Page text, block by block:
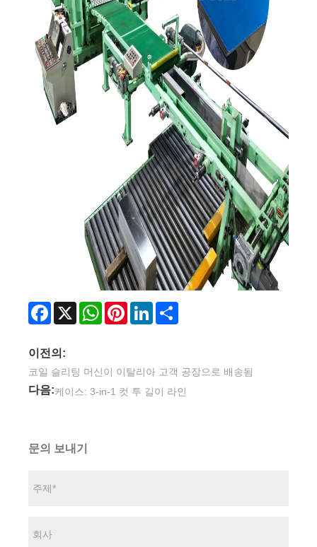
Facebook
X WhatsAppPinterestLinkedIn
이전의:
코일 슬리팅 머신이 이탈리아 고객 공장으로 배송됨
다음:케이스: 3-in-1 컷 투 길이 라인
문의 보내기